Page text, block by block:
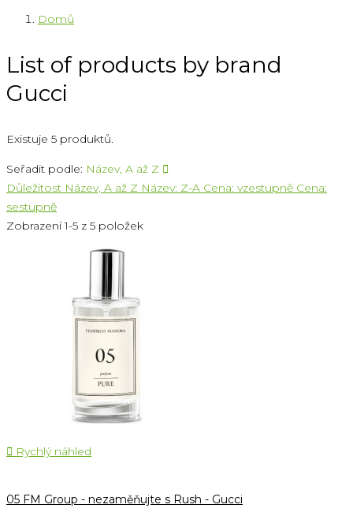
Domů
List of products by brand
Gucci
Existuje 5 produktů.
Seřadit podle: Název, A až Z 
Důležitost Název, A až Z Název: Z-A Cena: vzestupně Cena:
sestupně
Zobrazení 1-5 z 5 položek
 Rychlý náhled
05 FM Group - nezaměňujte s Rush - Gucci